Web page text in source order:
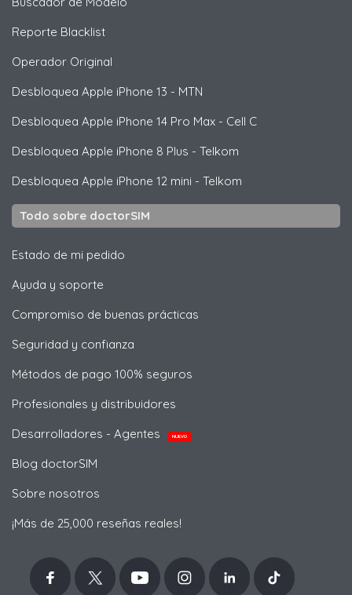
Reporte Blacklist
Operador Original
Desbloquea Apple iPhone 13 - MTN
Desbloquea Apple iPhone 14 Pro Max - Cell C
Desbloquea Apple iPhone 8 Plus - Telkom
Desbloquea Apple iPhone 12 mini - Telkom
Todo sobre doctorSIM
Estado de mi pedido
Ayuda y soporte
Compromiso de buenas prácticas
Seguridad y confianza
Métodos de pago 100% seguros
Profesionales y distribuidores
Desarrolladores - Agentes
NUEVO
Blog doctorSIM
Sobre nosotros
¡Más de 25,000 reseñas reales!